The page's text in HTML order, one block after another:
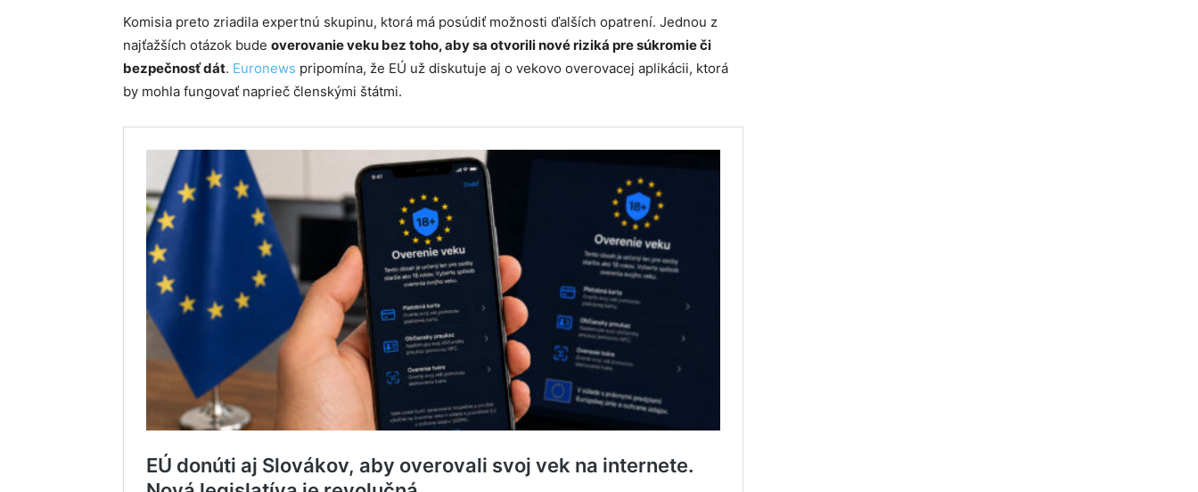
Komisia preto zriadila expertnú skupinu, ktorá má posúdiť možnosti ďalších opatrení. Jednou z
najťažších otázok bude overovanie veku bez toho, aby sa otvorili nové riziká pre súkromie či
bezpečnosť dát. Euronews pripomína, že EÚ už diskutuje aj o vekovo overovacej aplikácii, ktorá
by mohla fungovať naprieč členskými štátmi.